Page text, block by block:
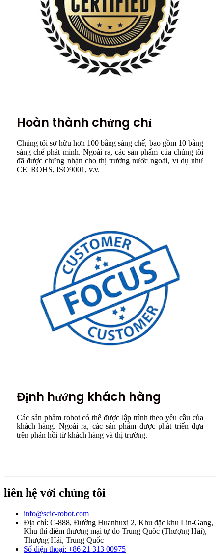
Hoàn thành chứng chỉ
Chúng tôi sở hữu hơn 100 bằng sáng chế, bao gồm 10 bằng
sáng chế phát minh. Ngoài ra, các sản phẩm của chúng tôi
đã được chứng nhận cho thị trường nước ngoài, ví dụ như
CE, ROHS, ISO9001, v.v.
Định hướng khách hàng
Các sản phẩm robot có thể được lập trình theo yêu cầu của
khách hàng. Ngoài ra, các sản phẩm được phát triển dựa
trên phản hồi từ khách hàng và thị trường.
liên hệ với chúng tôi
info@scic-robot.com
Địa chỉ: C-888, Đường Huanhuxi 2, Khu đặc khu Lin-Gang,
Khu thí điểm thương mại tự do Trung Quốc (Thượng Hải),
Thượng Hải, Trung Quốc
Số điện thoại: +86 21 313 00975